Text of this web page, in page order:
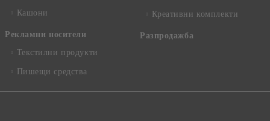
Кашони
Рекламни носители
Текстилни продукти
Пишещи средства
Креативни комплекти
Разпродажба